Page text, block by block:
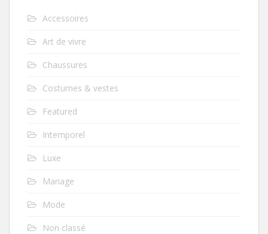
Accessoires
Art de vivre
Chaussures
Costumes & vestes
Featured
Intemporel
Luxe
Mariage
Mode
Non classé